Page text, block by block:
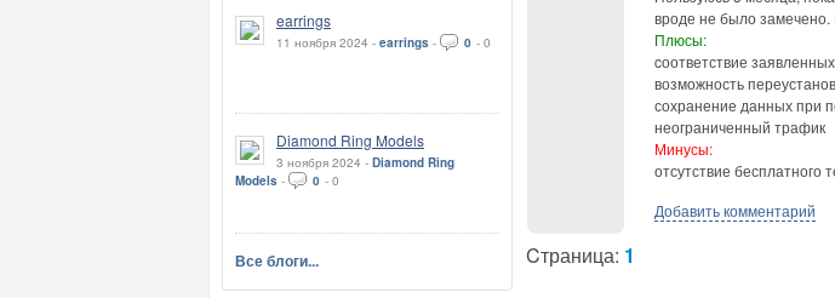
earrings
11 ноября 2024 - earrings - 0 - 0
Diamond Ring Models
3 ноября 2024 - Diamond Ring
Models - 0 - 0
Все блоги...
вроде не было замечено.
Плюсы:
cоответствие
возможность
сохранение данных при
неограниченный трафик
Минусы:
отсутствие бесплатного
Добавить комментарий
Cтраница: 1